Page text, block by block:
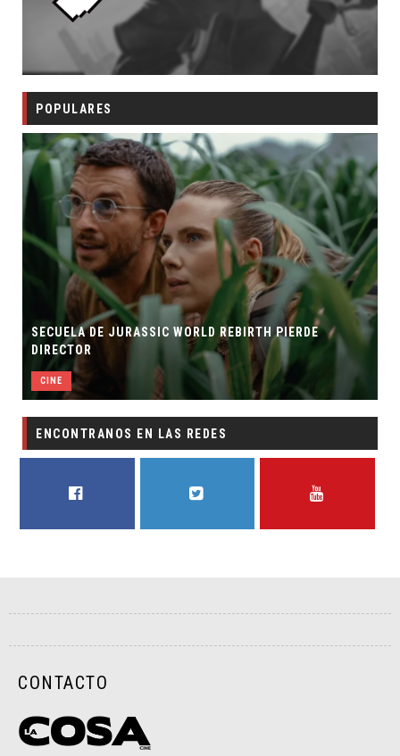
POPULARES
SECUELA DE JURASSIC WORLD REBIRTH PIERDE
DIRECTOR
CINE
ENCONTRANOS EN LAS REDES
CONTACTO